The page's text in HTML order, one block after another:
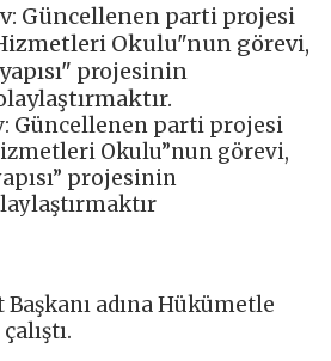
Güncellenen parti projesi
Okulu"nun görevi,
projesinin
Güncellenen parti projesi
Okulu”nun görevi,
projesinin
adına Hükümetle